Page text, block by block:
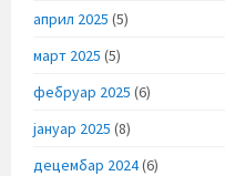
април 2025 (5)
март 2025 (5)
фебруар 2025 (6)
јануар 2025 (8)
децембар 2024(6)